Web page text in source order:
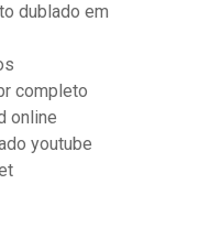
dublado em
completo
online
youtube